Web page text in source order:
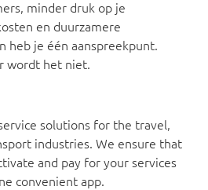
minder druk op je
en duurzamere
heb je één aanspreekpunt.
wordt het niet.
solutions for the travel,
industries. We ensure that
and pay for your services
convenient app.